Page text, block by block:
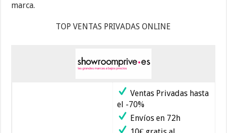
marca.
TOP VENTAS PRIVADAS ONLINE
Ventas Privadas hasta
el -70%
Envíos en 72h